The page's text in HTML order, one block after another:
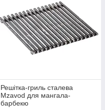
Решітка-гриль сталева
Mzavod для мангала-
барбекю